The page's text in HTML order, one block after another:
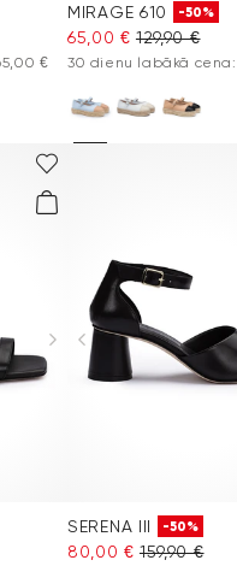
€
MIRAGE 610 -50%
65,00 € 129,90 €
30 dienu labākā
SERENA III -50%
80,00 € 159,90 €